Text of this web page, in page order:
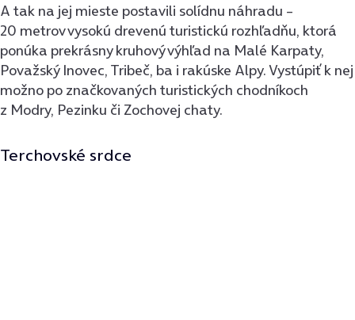
A tak na jej mieste postavili solídnu náhradu –
20 metrov vysokú drevenú turistickú rozhľadňu, ktorá
ponúka prekrásny kruhový výhľad na Malé Karpaty,
Považský Inovec, Tribeč, ba i rakúske Alpy. Vystúpiť k nej
možno po značkovaných turistických chodníkoch
z Modry, Pezinku či Zochovej chaty.
Terchovské srdce